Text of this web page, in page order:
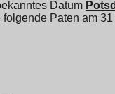
Datum
folgende Paten am